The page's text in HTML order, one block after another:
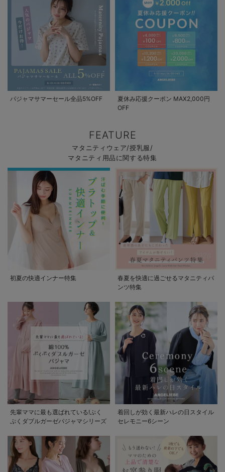
パジャマサマーセール全品5%OFF
夏休み応援クーポン MAX2,000円
OFF
FEATURE
マタニティウェア/授乳服/
マタニティ用品に関する特集
初夏の快適インナー特集
春夏を快適に過ごせるマタニティパ
ンツ特集
先輩ママに最も選ばれている!ぷく
ぷくダブルガーゼパジャマシリーズ
着回しが効く最新ハレの日スタイル
セレモニー6シーン